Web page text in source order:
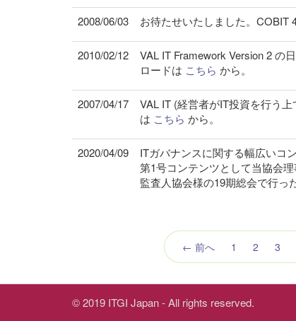
2008/06/03 お待たせいたしました。COBIT
2010/02/12
VAL IT Framework Version 2 の
ロードは こちら から。
2007/04/17
VAL IT (経営者がIT投資を行う
は こちら から。
2020/04/09 ITガバナンスに関する幅広いコ
第1号コンテンツとして当協会
監査人協会様の19期総会で行っ
← 前へ 1 2 3
© 2019 ITGI Japan - All rights reserved.